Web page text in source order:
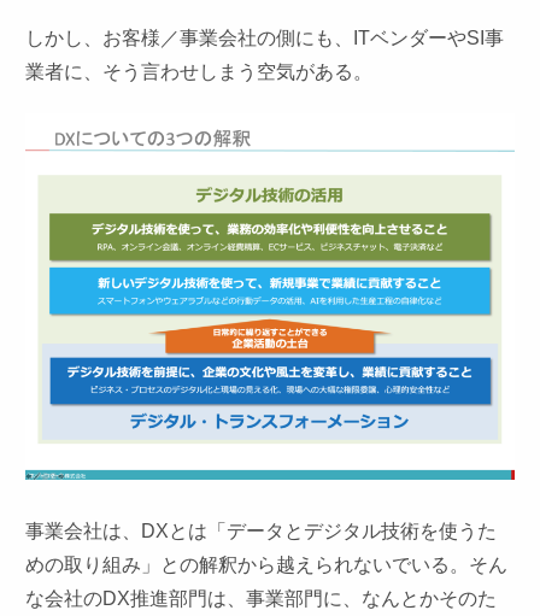
しかし、お客様／事業会社の側にも、ITベンダーやSI事
業者に、そう言わせしまう空気がある。
事業会社は、DXとは「データとデジタル技術を使うた
めの取り組み」との解釈から越えられないでいる。そん
な会社のDX推進部門は、事業部門に、なんとかそのた